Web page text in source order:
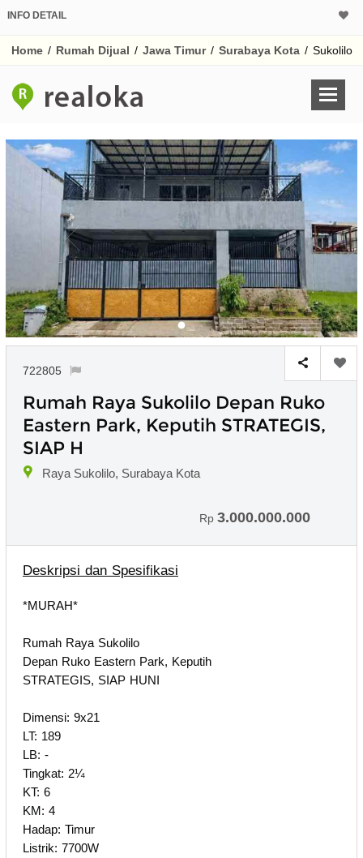
INFO DETAIL
Home / Rumah Dijual / Jawa Timur / Surabaya Kota / Sukolilo
722805
Rumah Raya Sukolilo Depan Ruko
Eastern Park, Keputih STRATEGIS,
SIAP H
Raya Sukolilo, Surabaya Kota
Rp 3.000.000.000
Deskripsi dan Spesifikasi
*MURAH*
Rumah Raya Sukolilo
Depan Ruko Eastern Park, Keputih
STRATEGIS, SIAP HUNI
Dimensi: 9x21
LT: 189
LB: -
Tingkat: 2¼
KT: 6
KM: 4
Hadap: Timur
Listrik: 7700W
Harga Rp
Untuk hasil simulasi
pada kotak-
Simpan